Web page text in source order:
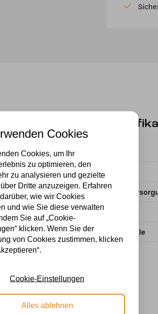
Rosa
)
Lichtquelle
Cookies
Cookies, um Ihr
zu optimieren, den
zu analysieren und gezielte
Dritte anzuzeigen. Erfahren
wie wir Cookies
und wie Sie diese verwalten
Sie auf „Cookie-
klicken. Wenn Sie der
von Cookies zustimmen, klicken
Cookie-Einstellungen
Alles ablehnen